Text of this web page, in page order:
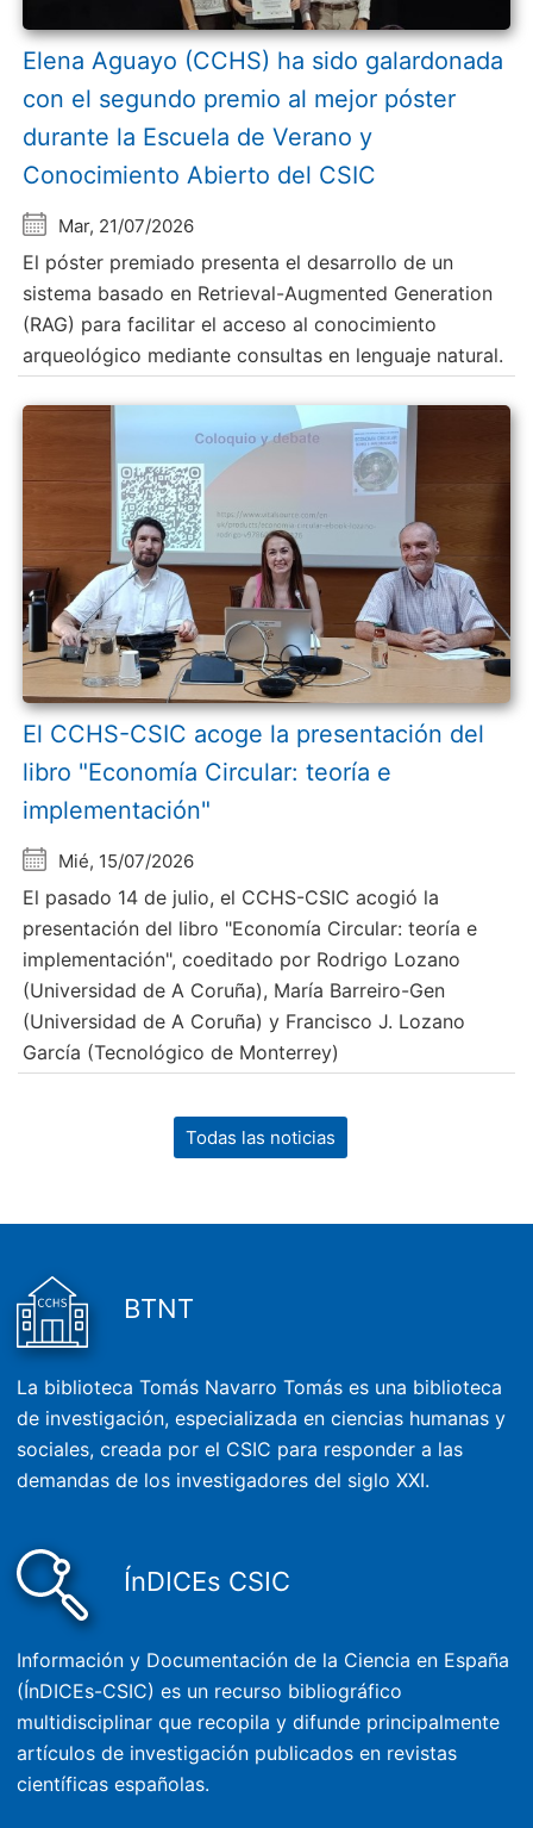
Elena Aguayo (CCHS) ha sido galardonada
con el segundo premio al mejor póster
durante la Escuela de Verano y
Conocimiento Abierto del CSIC
Mar, 21/07/2026
El póster premiado presenta el desarrollo de un
sistema basado en Retrieval-Augmented Generation
(RAG) para facilitar el acceso al conocimiento
arqueológico mediante consultas en lenguaje natural.
El CCHS-CSIC acoge la presentación del
libro "Economía Circular: teoría e
implementación"
Mié, 15/07/2026
El pasado 14 de julio, el CCHS-CSIC acogió la
presentación del libro "Economía Circular: teoría e
implementación", coeditado por Rodrigo Lozano
(Universidad de A Coruña), María Barreiro-Gen
(Universidad de A Coruña) y Francisco J. Lozano
García (Tecnológico de Monterrey)
Todas las noticias
BTNT
La biblioteca Tomás Navarro Tomás es una biblioteca
de investigación, especializada en ciencias humanas y
sociales, creada por el CSIC para responder a las
demandas de los investigadores del siglo XXI.
ÍnDICEs CSIC
Información y Documentación de la Ciencia en España
(ÍnDICEs-CSIC) es un recurso bibliográfico
multidisciplinar que recopila y difunde principalmente
artículos de investigación publicados en revistas
científicas españolas.